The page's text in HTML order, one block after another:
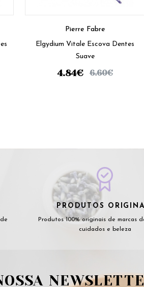
Pierre Fabre
Elgydium Vitale Escova Dentes
Suave
4.84€ 6.60€
PRODUTOS
Produtos 100% originais de marcas
cuidados e beleza